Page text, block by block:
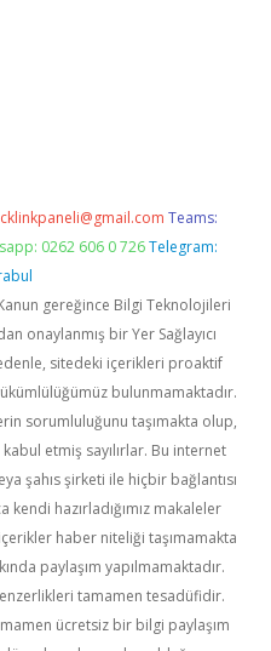
Teams:
0262 606 0 726 Telegram:
Kanun gereğince Bilgi Teknolojileri
onaylanmış bir Yer Sağlayıcı
sitedeki içerikleri proaktif
bulunmamaktadır.
sorumluluğunu taşımakta olup,
etmiş sayılırlar. Bu internet
şahıs şirketi ile hiçbir bağlantısı
kendi hazırladığımız makaleler
haber niteliği taşımamakta
paylaşım yapılmamaktadır.
tamamen tesadüfidir.
ücretsiz bir bilgi paylaşım